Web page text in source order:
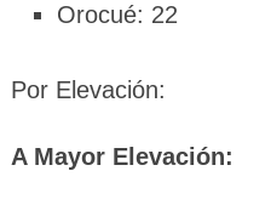
Orocué: 22
Por Elevación:
A Mayor Elevación: